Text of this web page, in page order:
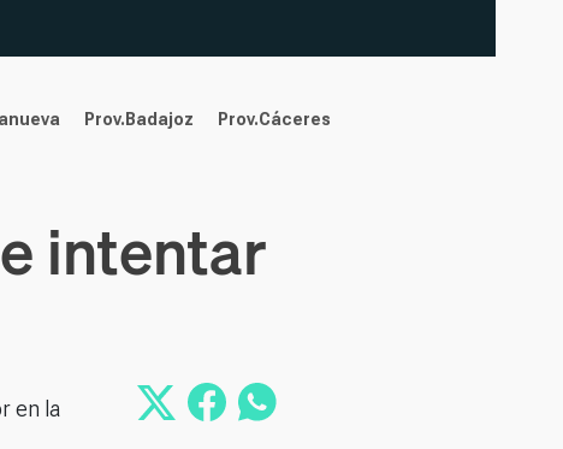
Prov.Badajoz Prov.Cáceres
intentar
en la